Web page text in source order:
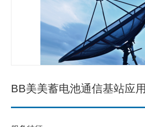
BB美美蓄电池通信基站应用